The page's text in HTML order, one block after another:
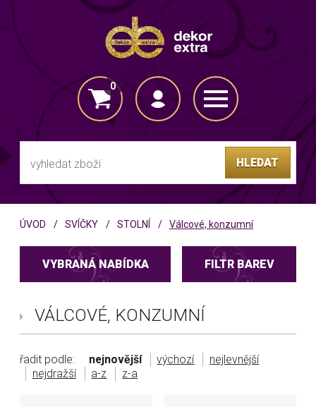
HLEDAT
0
ÚVOD SVÍČKY STOLNÍ Válcové, konzumní
VYBRANÁ NABÍDKA FILTR BAREV
VÁLCOVÉ, KONZUMNÍ
řadit podle: nejnovější výchozí
nejlevnější
nejdražší
a-z z-a